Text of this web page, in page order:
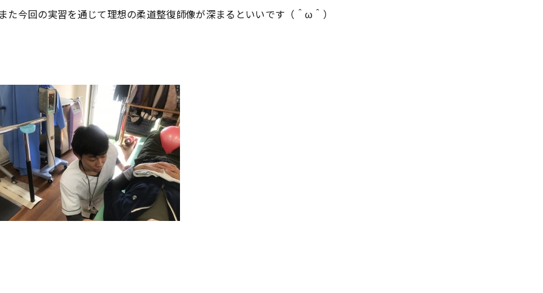
また今回の実習を通じて理想の柔道整復師像が深まるといいです（＾ω＾）